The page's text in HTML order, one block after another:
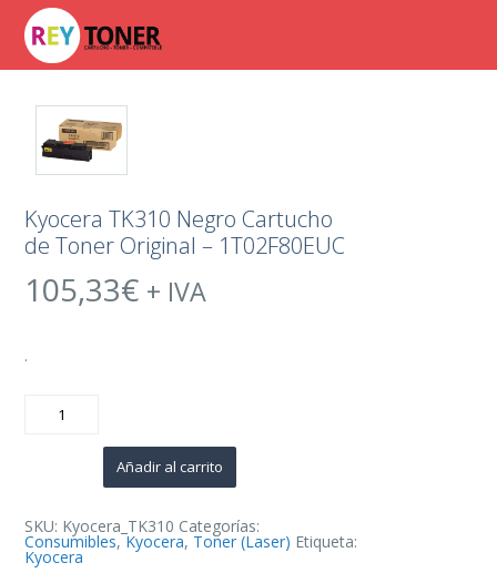
Kyocera TK310 Negro Cartucho
de Toner Original – 1T02F80EUC
105,33€ + IVA
.
TK310
1T02F80EUC
cantidad
Añadir al carrito
SKU: Kyocera_TK310 Categorías:
Consumibles,Kyocera, Toner (Laser) Etiqueta:
Kyocera